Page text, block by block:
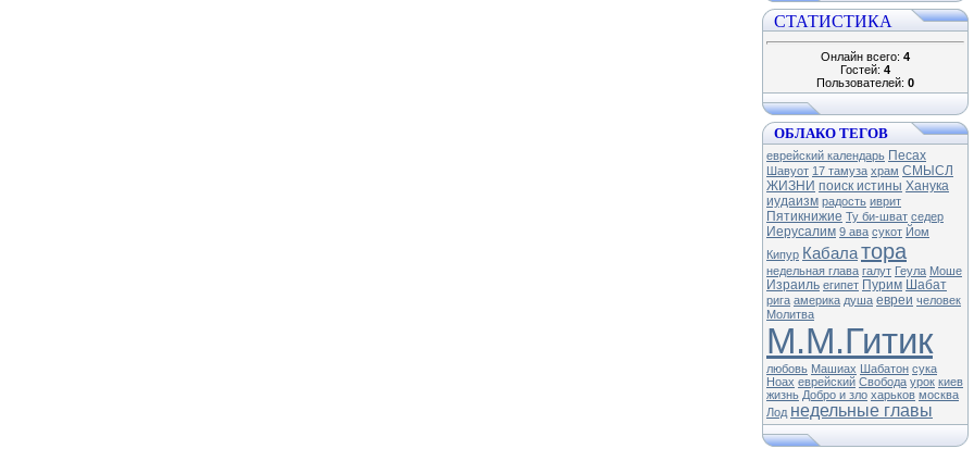
СТАТИСТИКА
Онлайн всего: 4
Гостей: 4
Пользователей: 0
ОБЛАКО ТЕГОВ
еврейский календарь Песах
Шавуот 17 тамуза храм СМЫСЛ
ЖИЗНИ поиск истины Ханука
иудаизм радость иврит
Пятикнижие Ту би-шват седер
Иерусалим 9 ава сукот Йом
Кипур Кабалатора
недельная глава галут Геула Моше
Израиль египет Пурим Шабат
рига америка душа евреи человек
Молитва
М.М.Гитик
любовь Машиах Шабатон сука
Ноах еврейский Свобода урок киев
жизнь Добро и зло харьков москва
Лод недельные главы